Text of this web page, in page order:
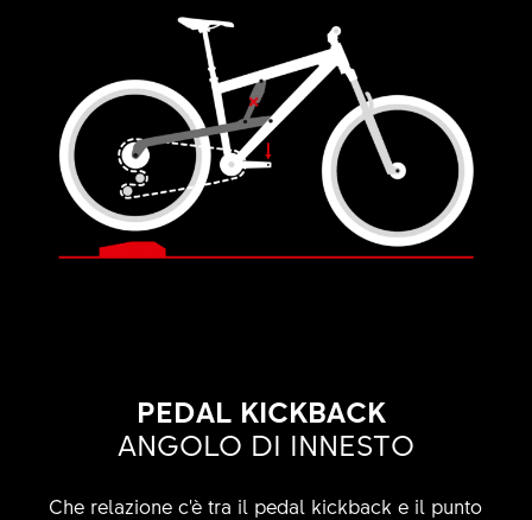
PEDAL KICKBACK
ANGOLO DI INNESTO
Che relazione c'è tra il pedal kickback e il punto